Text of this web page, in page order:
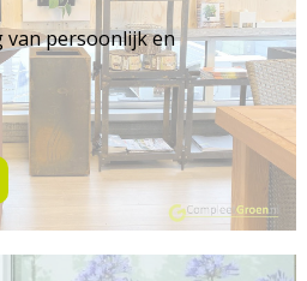
van persoonlijk en